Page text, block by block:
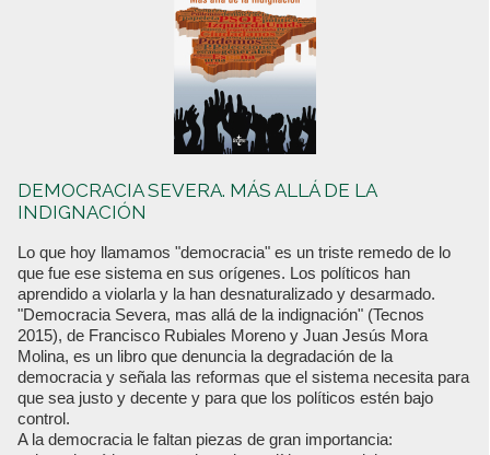
DEMOCRACIA SEVERA. MÁS ALLÁ DE LA
INDIGNACIÓN
Lo que hoy llamamos "democracia" es un triste remedo de lo
que fue ese sistema en sus orígenes. Los políticos han
aprendido a violarla y la han desnaturalizado y desarmado.
"Democracia Severa, mas allá de la indignación" (Tecnos
2015), de Francisco Rubiales Moreno y Juan Jesús Mora
Molina, es un libro que denuncia la degradación de la
democracia y señala las reformas que el sistema necesita para
que sea justo y decente y para que los políticos estén bajo
control.
A la democracia le faltan piezas de gran importancia: